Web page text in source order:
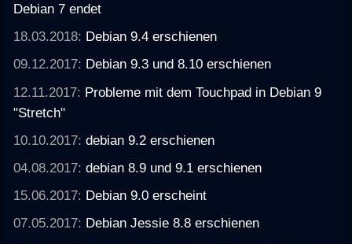
Debian 7 endet
18.03.2018: Debian 9.4 erschienen
09.12.2017: Debian 9.3 und 8.10 erschienen
12.11.2017: Probleme mit dem Touchpad in Debian 9
"Stretch"
10.10.2017:debian 9.2 erschienen
04.08.2017:debian 8.9 und 9.1 erschienen
15.06.2017: Debian 9.0 erscheint
07.05.2017: Debian Jessie 8.8 erschienen